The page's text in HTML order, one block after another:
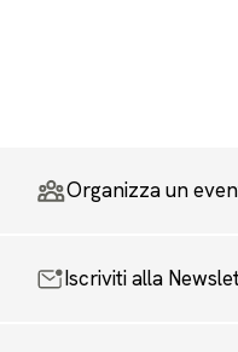
Organizza un
Iscriviti alla